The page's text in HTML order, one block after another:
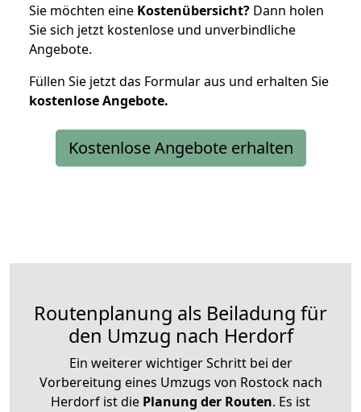
Sie möchten eine Kostenübersicht? Dann holen
Sie sich jetzt kostenlose und unverbindliche
Angebote.
Füllen Sie jetzt das Formular aus und erhalten Sie
kostenloseAngebote.
Kostenlose Angebote erhalten
Routenplanung als Beiladung für
den Umzug nach Herdorf
Ein weiterer wichtiger Schritt bei der
Vorbereitung eines Umzugs von Rostock nach
Herdorf ist die Planung der Routen. Es ist